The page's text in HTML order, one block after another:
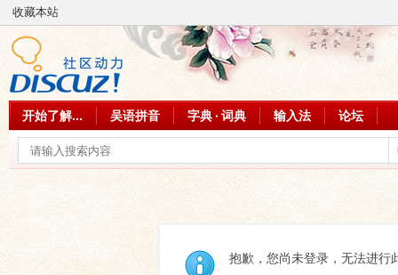
收藏本站
开始了解... 吴语拼音 字典 · 词典 输入法 论坛
抱歉，您尚未登录，无法进行